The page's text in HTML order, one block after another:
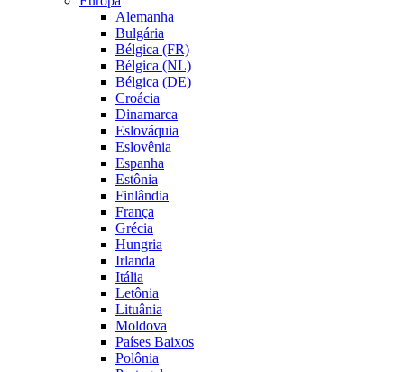
Alemanha
Bulgária
Bélgica (FR)
Bélgica (NL)
Bélgica (DE)
Croácia
Dinamarca
Eslováquia
Eslovênia
Espanha
Estônia
Finlândia
França
Grécia
Hungria
Irlanda
Itália
Letônia
Lituânia
Moldova
Países Baixos
Polônia